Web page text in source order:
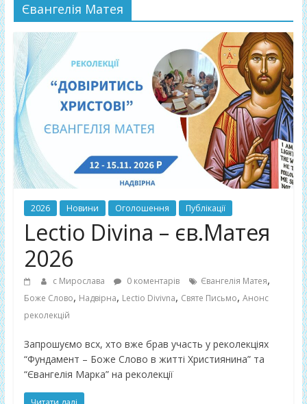
Євангелія Матея
2026 Новини Оголошення Публікації
Lectio Divina – єв.Матея
2026
с Мирослава 0 коментарів Євангелія Матея,
Боже Слово, Надвірна, Lectio Divivna, Святе Письмо, Анонс
реколекцій
Запрошуємо всх, хто вже брав участь у реколекціях
“Фундамент – Боже Слово в житті Християнина” та
“Євангелія Марка” на реколекції